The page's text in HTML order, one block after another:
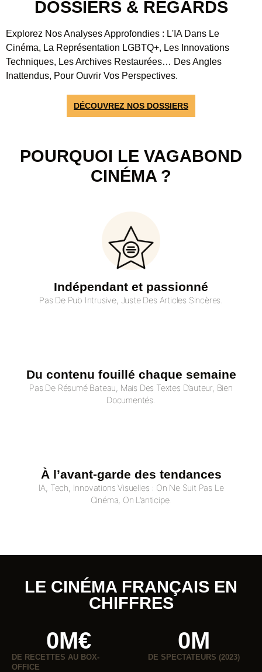
DOSSIERS & REGARDS
Explorez Nos Analyses Approfondies : L'IA Dans Le
Cinéma, La Représentation LGBTQ+, Les Innovations
Techniques, Les Archives Restaurées… Des Angles
Inattendus, Pour Ouvrir Vos Perspectives.
DÉCOUVREZ NOS DOSSIERS
POURQUOI LE VAGABOND
CINÉMA ?
Indépendant et passionné
Pas De Pub Intrusive, Juste Des Articles Sincères.
Du contenu fouillé chaque semaine
Pas De Résumé Bateau, Mais Des Textes D’auteur, Bien
Documentés.
À l’avant-garde des tendances
IA, Tech, Innovations Visuelles : On Ne Suit Pas Le
Cinéma, On L’anticipe.
LE CINÉMA FRANÇAIS EN
CHIFFRES
DE RECETTES AU BOX-
OFFICE​
0M€
DE SPECTATEURS (2023)
0M